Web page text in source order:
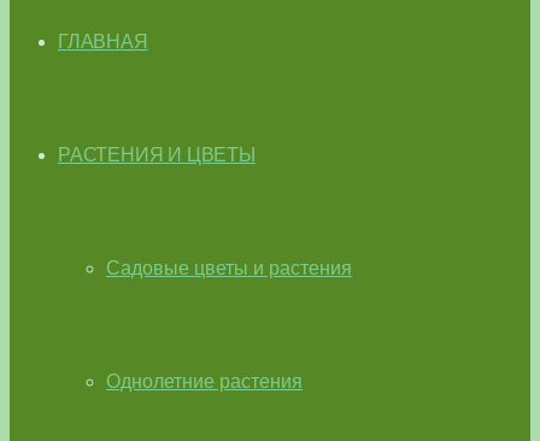
ГЛАВНАЯ
РАСТЕНИЯ И ЦВЕТЫ
Садовые цветы и растения
Однолетние растения